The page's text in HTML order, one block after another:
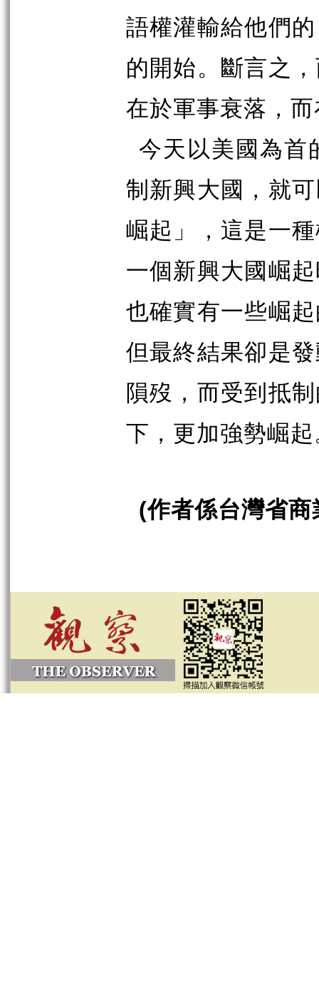
語權灌輸給他們
的開始。斷言之
在於軍事衰落，
今天以美國為首
制新興大國，就
崛起」，這是一
一個新興大國崛
也確實有一些崛
但最終結果卻是
隕歿，而受到抵
下，更加強勢崛
(作者係台灣省商